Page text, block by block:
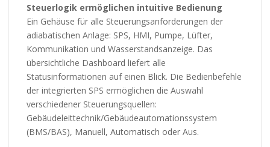
Steuerlogik ermöglichen intuitive Bedienung
Ein Gehäuse für alle Steuerungsanforderungen der
adiabatischen Anlage: SPS, HMI, Pumpe, Lüfter,
Kommunikation und Wasserstandsanzeige. Das
übersichtliche Dashboard liefert alle
Statusinformationen auf einen Blick. Die Bedienbefehle
der integrierten SPS ermöglichen die Auswahl
verschiedener Steuerungsquellen:
Gebäudeleittechnik/Gebäudeautomationssystem
(BMS/BAS), Manuell, Automatisch oder Aus.